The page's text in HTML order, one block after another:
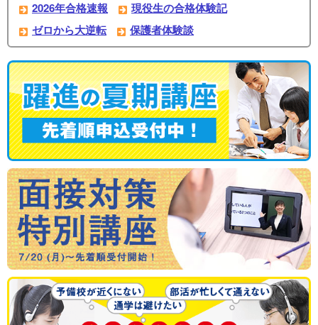
2026年合格速報
現役生の合格体験記
ゼロから大逆転
保護者体験談